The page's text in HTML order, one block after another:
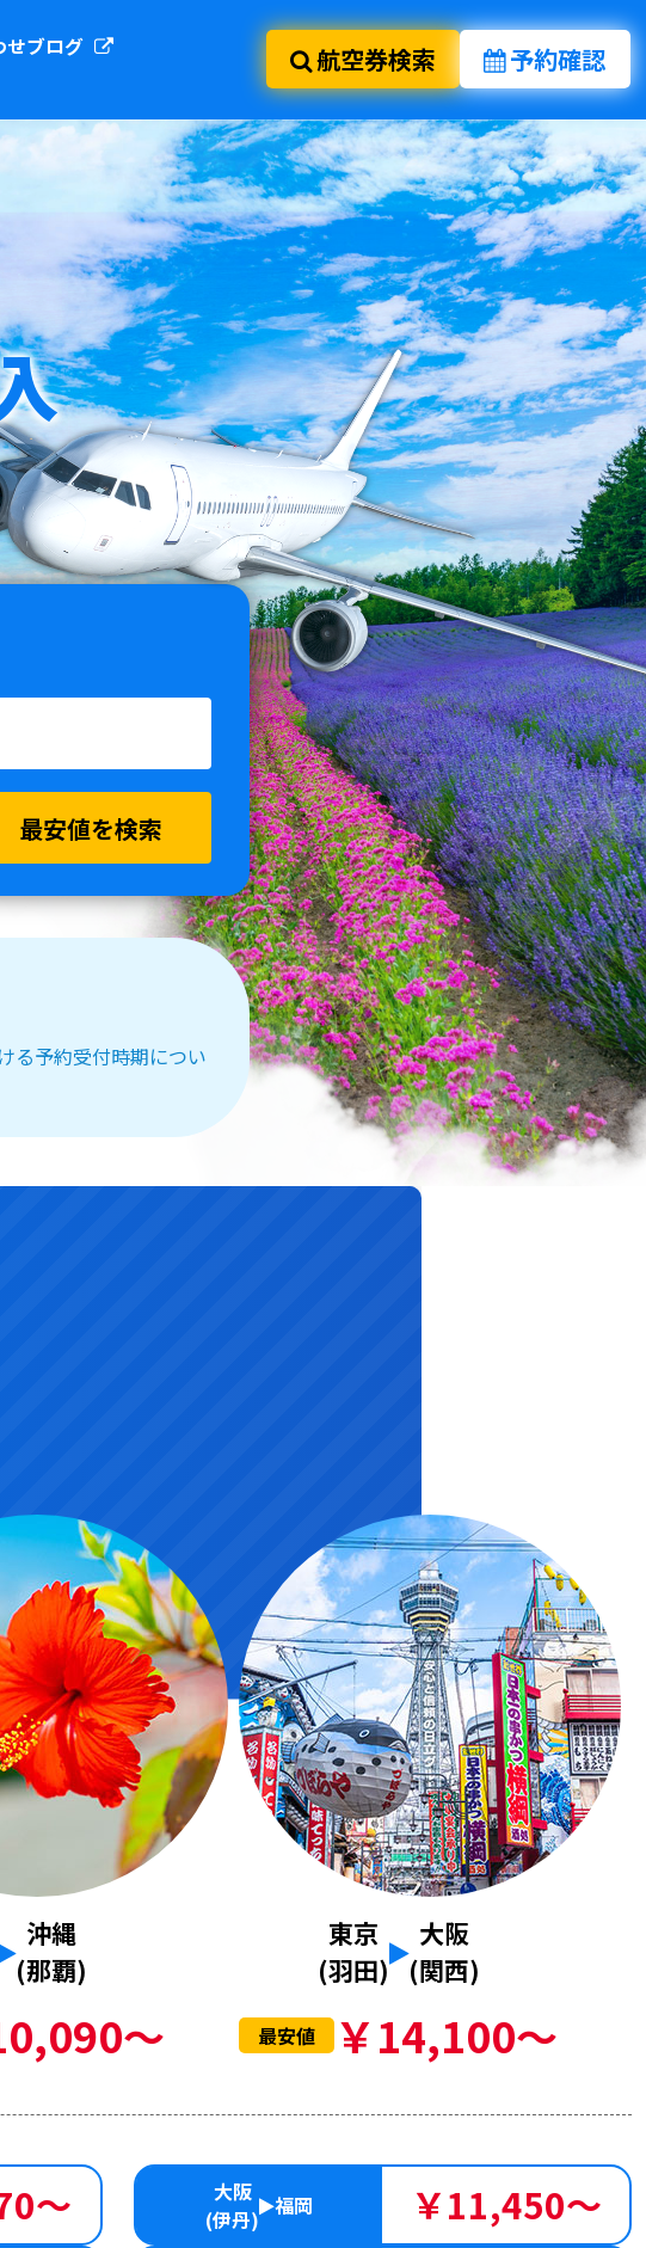
せブログ
航空券検索 予約確認
最安値を検索
る予約受付時期につい
沖縄
(那覇)
～
東京
(羽田)
大阪
(関西)
最安値 ￥14,100～
～
大阪
(伊丹) 福岡 ￥11,450～